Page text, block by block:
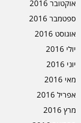
אוקטובר 2016
ספטמבר 2016
אוגוסט 2016
יולי 2016
יוני 2016
מאי 2016
אפריל 2016
מרץ 2016